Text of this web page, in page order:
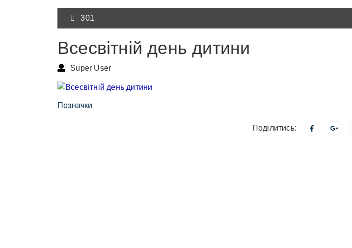
301
Всесвітній день дитини
Super User
Позначки
Поділитись: